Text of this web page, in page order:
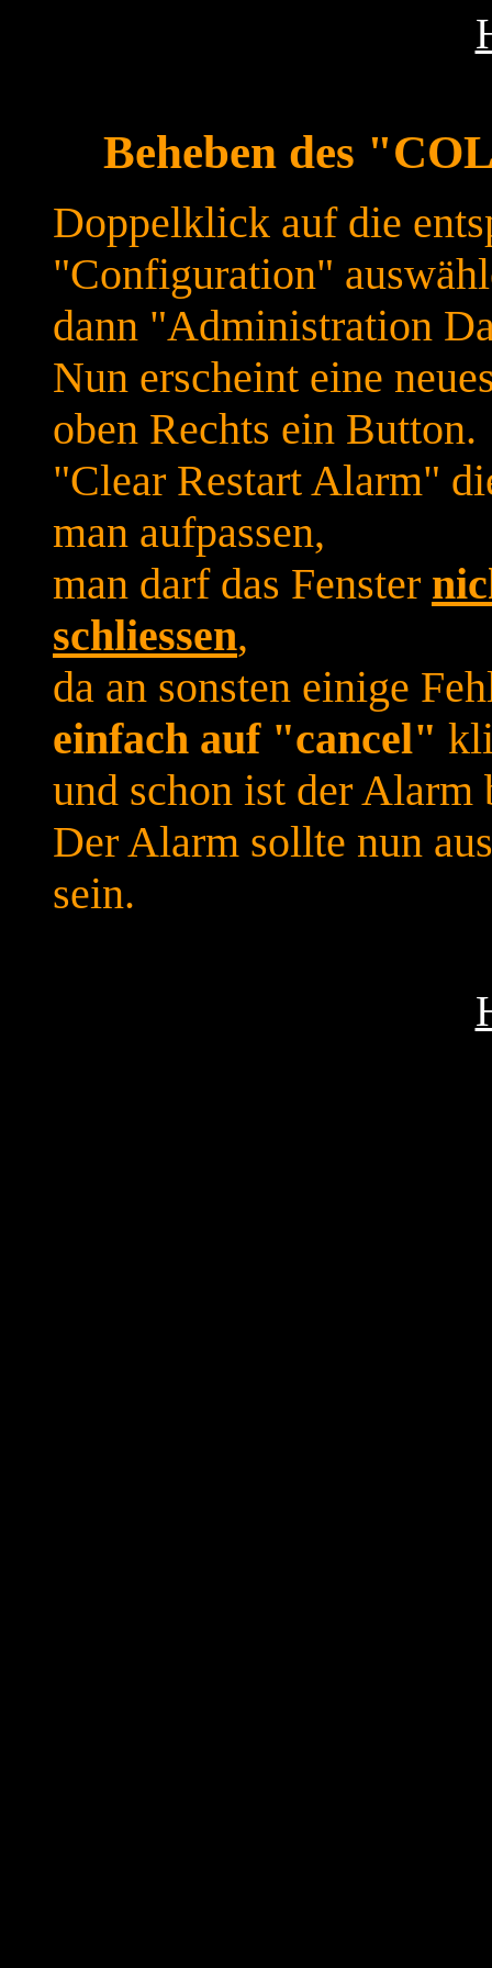
Beheben des
Doppelklick auf die
"Configuration"
dann "Administration
Nun erscheint eine
oben Rechts ein Button.
"Clear Restart Alarm"
man aufpassen,
man darf das Fenster
schliessen,
da an sonsten einige
einfach auf "cancel"
und schon ist der Alarm
Der Alarm sollte nun
sein.